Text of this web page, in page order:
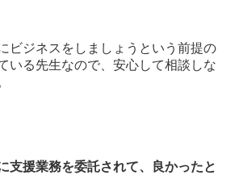
ビジネスをしましょうという前提の
いる先生なので、安心して相談しな
支援業務を委託されて、良かったと